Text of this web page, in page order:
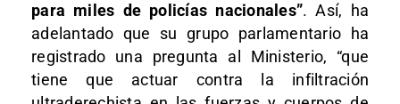
para miles de policías nacionales”. Así, ha
adelantado que su grupo parlamentario ha
registrado una pregunta al Ministerio, “que
tiene que actuar contra la infiltración